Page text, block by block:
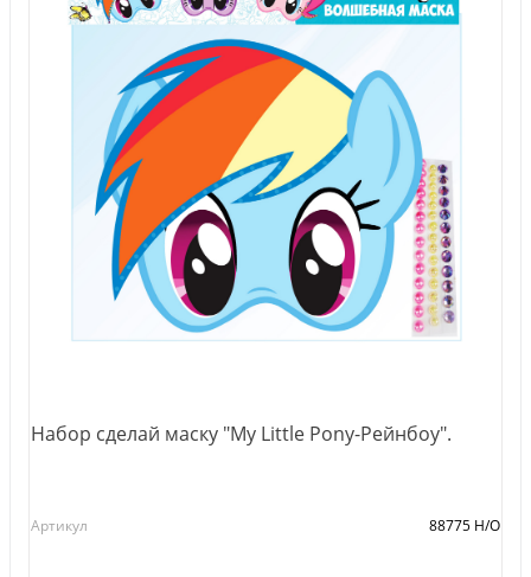
Набор сделай маску "My Little Pony-Рейнбоу".
Артикул 88775 Н/О